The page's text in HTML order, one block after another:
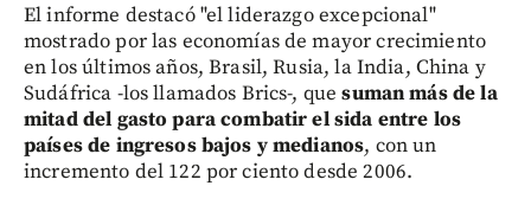
El informe destacó "el liderazgo excepcional"
mostrado por las economías de mayor crecimiento
en los últimos años, Brasil, Rusia, la India, China y
Sudáfrica -los llamados Brics-, quesuman más de la
mitad del gasto para combatir el sida entre los
países de ingresos bajos y medianos, con un
incremento del 122 por ciento desde 2006.